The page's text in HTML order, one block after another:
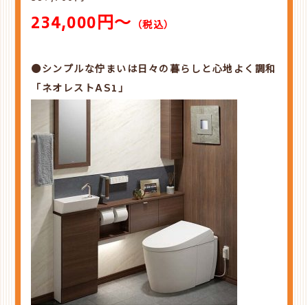
234,000円～ （税込）
●シンプルな佇まいは日々の暮らしと心地よく調和
「ネオレストAS1」